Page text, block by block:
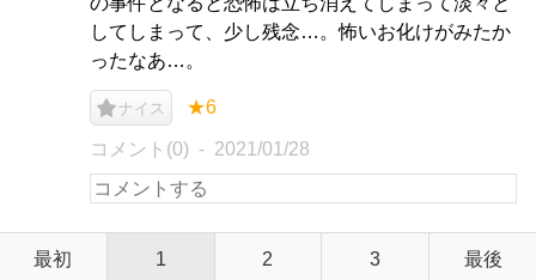
してしまって、少し残念…。怖いお化けがみたか
ったなあ…。
ナイス ★6
コメント(0) 2021/01/28
最初 1 2 3 最後